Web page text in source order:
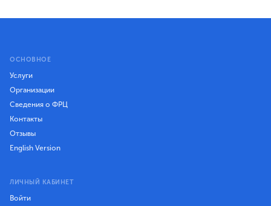
ОСНОВНОЕ
Услуги
Организации
Сведения о ФРЦ
Контакты
Отзывы
English Version
ЛИЧНЫЙ КАБИНЕТ
Войти